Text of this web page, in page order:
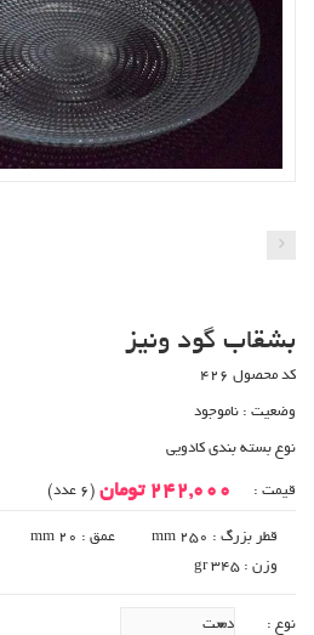
بشقاب گود ونیز
کد محصول 426
وضعیت : ناموجود
نوع بسته بندی کادویی
قیمت : 242,000 تومان (6 عدد)
قطر بزرگ : 250 mm عمق : 20 mm
وزن : 345 gr
نوع :